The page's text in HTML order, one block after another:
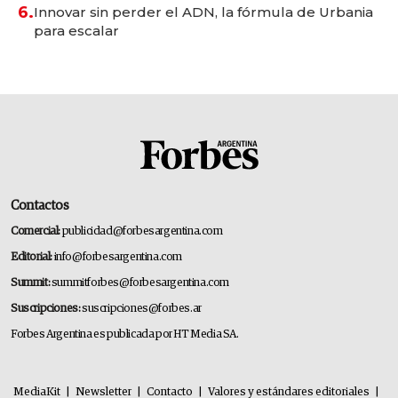
6.Innovar sin perder el ADN, la fórmula de Urbania
para escalar
Contactos
Comercial:publicidad@forbesargentina.com
Editorial:info@forbesargentina.com
Summit:summitforbes@forbesargentina.com
Suscripciones:suscripciones@forbes.ar
Forbes Argentina es publicada por HT Media SA.
MediaKit Newsletter Contacto Valores y estándares editoriales